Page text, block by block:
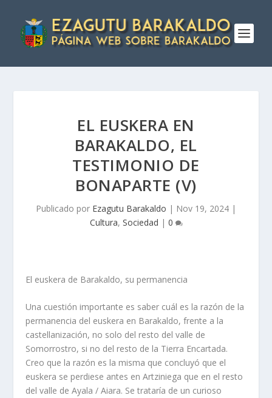
EL EUSKERA EN
BARAKALDO, EL
TESTIMONIO DE
BONAPARTE (V)
Publicado por Ezagutu Barakaldo | Nov 19, 2024 |
Cultura, Sociedad | 0
El euskera de Barakaldo, su permanencia
Una cuestión importante es saber cuál es la razón de la
permanencia del euskera en Barakaldo, frente a la
castellanización, no solo del resto del valle de
Somorrostro, si no del resto de la Tierra Encartada.
Creo que la razón es la misma que concluyó que el
euskera se perdiese antes en Artziniega que en el resto
del valle de Ayala / Aiara. Se trataría de un curioso